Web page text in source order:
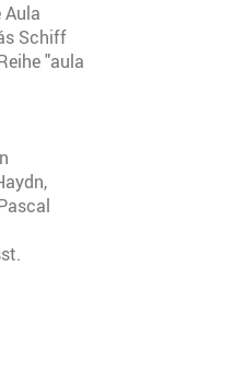
Schiff
"aula